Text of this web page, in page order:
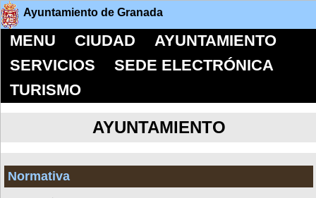
Ayuntamiento de Granada
MENU CIUDAD
AYUNTAMIENTO
SERVICIOS
SEDE ELECTRÓNICA
TURISMO
AYUNTAMIENTO
Normativa